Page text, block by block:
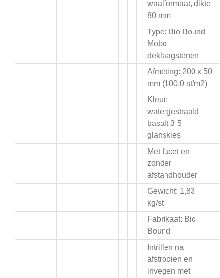
waalformaat, dikte
80 mm
Type: Bio Bound
Mobo
deklaagstenen
Afmeting: 200 x 50
mm (100,0 st/m2)
Kleur:
watergestraald
basalt 3-5
glanskies
Met facet en
zonder
afstandhouder
Gewicht: 1,83
kg/st
Fabrikaat: Bio
Bound
Intrillen na
afstrooien en
invegen met